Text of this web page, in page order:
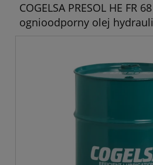
COGELSA PRESOL HE FR
ognioodporny olej